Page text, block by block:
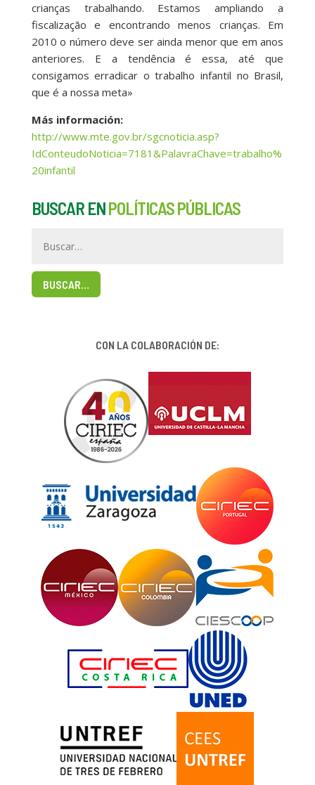
crianças trabalhando. Estamos ampliando a
fiscalização e encontrando menos crianças. Em
2010 o número deve ser ainda menor que em anos
anteriores. E a tendência é essa, até que
consigamos erradicar o trabalho infantil no Brasil,
que é a nossa meta»
Más información:
http://www.mte.gov.br/sgcnoticia.asp?
IdConteudoNoticia=7181&PalavraChave=trabalho%
20infantil
BUSCAR ENPOLÍTICAS PÚBLICAS
BUSCAR…
CON LA COLABORACIÓN DE: